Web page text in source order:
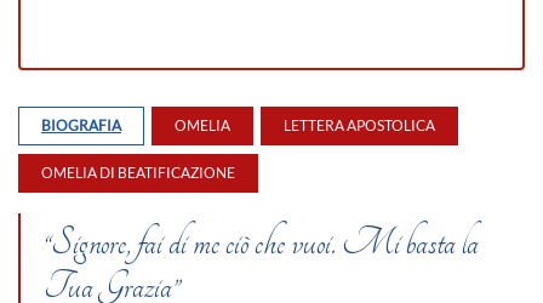
BIOGRAFIA OMELIA LETTERA APOSTOLICA
OMELIA DI BEATIFICAZIONE
“Signore, fai di me ciò che vuoi. Mi basta la
Tua Grazia”